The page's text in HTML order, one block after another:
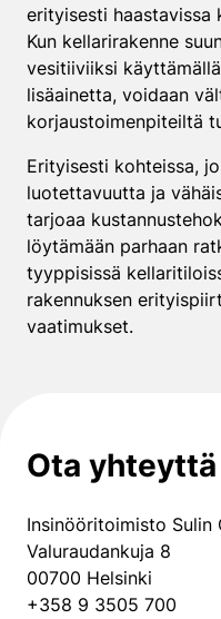
erityisesti haastavissa
Kun kellarirakenne
vesitiiviiksi
lisäainetta, voidaan
korjaustoimenpiteiltä
Erityisesti kohteissa,
luotettavuutta ja
tarjoaa
löytämään parhaan
tyyppisissä
rakennuksen
vaatimukset.
Ota yhteyttä
Insinööritoimisto Sulin
Valuraudankuja 8
00700 Helsinki
+358 9 3505 700